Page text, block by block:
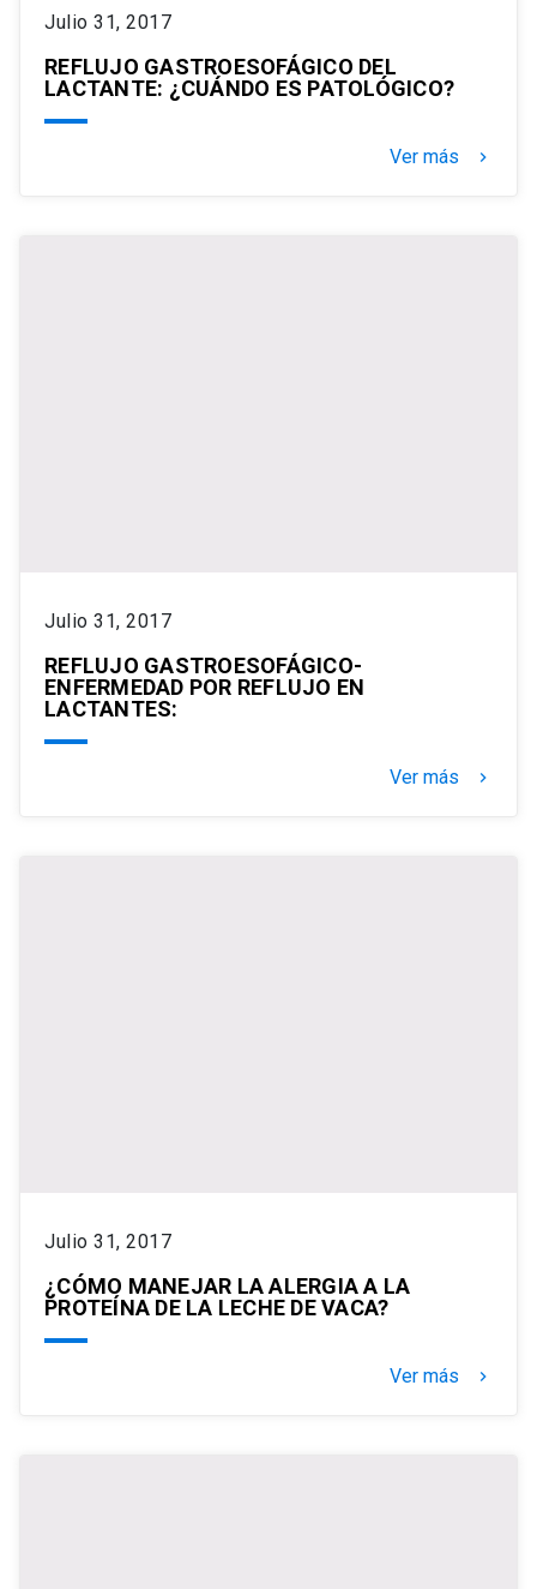
Julio 31, 2017
REFLUJO GASTROESOFÁGICO DEL
LACTANTE: ¿CUÁNDO ES PATOLÓGICO?
Ver más keyboard_arrow_right
Julio 31, 2017
REFLUJO GASTROESOFÁGICO-
ENFERMEDAD POR REFLUJO EN
LACTANTES:
Ver más keyboard_arrow_right
Julio 31, 2017
¿CÓMO MANEJAR LA ALERGIA A LA
PROTEÍNA DE LA LECHE DE VACA?
Ver más keyboard_arrow_right